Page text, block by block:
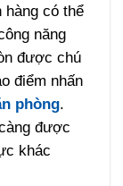
hàng có thể
năng
được chú
điểm nhấn
phòng.
được
khác